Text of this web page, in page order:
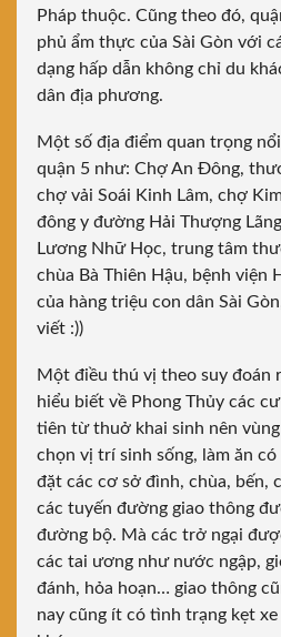
Pháp thuộc. Cũng theo đó,
phủ ẩm thực của Sài Gòn với
dạng hấp dẫn không chỉ du
dân địa phương.
Một số địa điểm quan trọng
quận 5 như: Chợ An Đông,
chợ vải Soái Kinh Lâm, chợ
đông y đường Hải Thượng
Lương Nhữ Học, trung tâm
chùa Bà Thiên Hậu, bệnh viện
của hàng triệu con dân Sài
viết :))
Một điều thú vị theo suy đoán
hiểu biết về Phong Thủy các
tiên từ thuở khai sinh nên
chọn vị trí sinh sống, làm ăn
đặt các cơ sở đình, chùa, bến,
các tuyến đường giao thông
đường bộ. Mà các trở ngại
các tai ương như nước ngập,
đánh, hỏa hoạn… giao thông
nay cũng ít có tình trạng kẹt